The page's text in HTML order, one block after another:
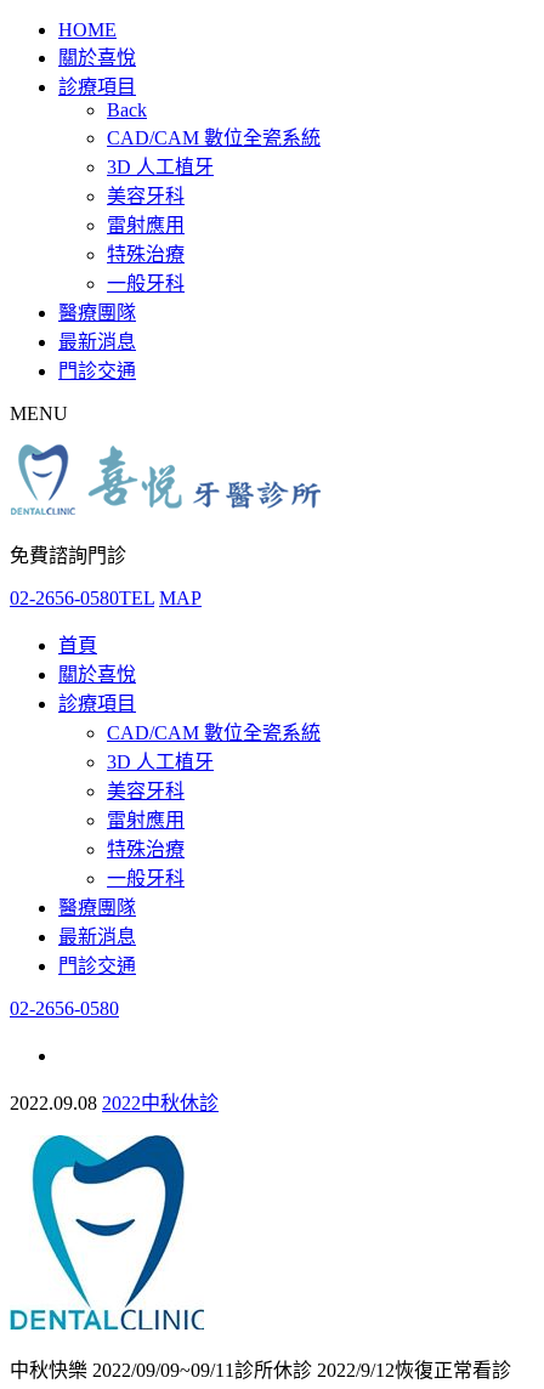
HOME
關於喜悅
診療項目
Back
CAD/CAM 數位全瓷系統
3D 人工植牙
美容牙科
雷射應用
特殊治療
一般牙科
醫療團隊
最新消息
門診交通
MENU
免費諮詢門診
02-2656-0580TEL MAP
首頁
關於喜悅
診療項目
CAD/CAM 數位全瓷系統
3D 人工植牙
美容牙科
雷射應用
特殊治療
一般牙科
醫療團隊
最新消息
門診交通
02-2656-0580
2022.09.08 2022中秋休診
中秋快樂 2022/09/09~09/11診所休診 2022/9/12恢復正常看診